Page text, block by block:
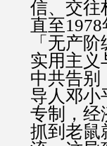
信、交往
直至
「无产
实用主义
中共告别
导人邓小
专制，经
抓到老鼠